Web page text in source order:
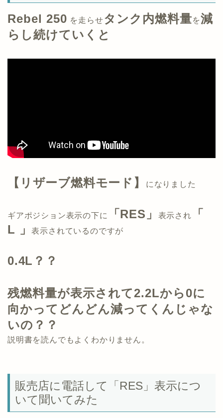
Rebel 250 を走らせタンク内燃料量を減
らし続けていくと
【リザーブ燃料モード】 になりました
ギアポジション表示の下に 「RES」 表示され
「
L 」表示されているのですが
0.4L？？
残燃料量が表示されて2.2Lから0に
向かってどんどん減ってくんじゃな
いの？？
説明書を読んでもよくわかりません。
販売店に電話して「RES」表示につ
いて聞いてみた